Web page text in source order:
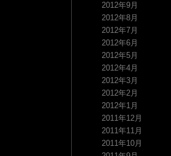
2012年9月
2012年8月
2012年7月
2012年6月
2012年5月
2012年4月
2012年3月
2012年2月
2012年1月
2011年12月
2011年11月
2011年10月